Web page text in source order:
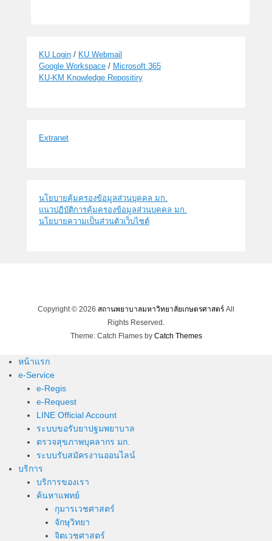
KU Login / KU Webmail
Google Workspace / Microsoft 365
KU-KM Knowledge Repositiry
Extranet
นโยบายคุ้มครองข้อมูลส่วนบุคคล มก.
แนวปฏิบัติการคุ้มครองข้อมูลส่วนบุคคล มก.
นโยบายความเป็นส่วนตัวเว็บไซต์
Copyright © 2026 สถานพยาบาลมหาวิทยาลัยเกษตรศาสตร์ All
Rights Reserved.
Theme: Catch Flames by Catch Themes
หน้าแรก
e-Service
e-Regis
e-Request
LINE Official Account
ระบบขอรับยาปฐมพยาบาล
ตรวจสุขภาพบุคลากร มก.
ระบบรับสมัครงานออนไลน์
บริการ
บริการของเรา
ค้นหาแพทย์
กุมารเวชศาสตร์
จักษุวิทยา
จิตเวชศาสตร์